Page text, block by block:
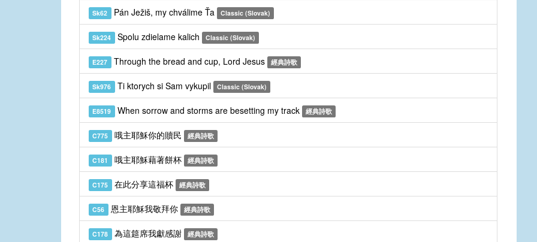
Sk62 Pán Ježiš, my chválime Ťa Classic (Slovak)
Sk224 Spolu zdielame kalich Classic (Slovak)
E227 Through the bread and cup, Lord Jesus 經典詩歌
Sk976 Ti ktorych si Sam vykupil Classic (Slovak)
E8519 When sorrow and storms are besetting my track 經典詩歌
C775 哦主耶穌你的贖民 經典詩歌
C181 哦主耶穌藉著餅杯 經典詩歌
C175 在此分享這福杯 經典詩歌
C56 恩主耶穌我敬拜你 經典詩歌
C178 為這筵席我獻感謝 經典詩歌